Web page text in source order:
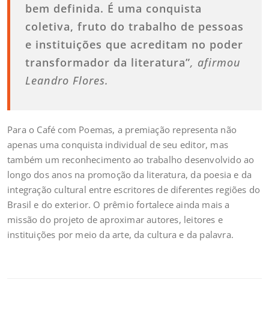
bem definida. É uma conquista
coletiva, fruto do trabalho de pessoas
e instituições que acreditam no poder
transformador da literatura”, afirmou
Leandro Flores.
Para o Café com Poemas, a premiação representa não
apenas uma conquista individual de seu editor, mas
também um reconhecimento ao trabalho desenvolvido ao
longo dos anos na promoção da literatura, da poesia e da
integração cultural entre escritores de diferentes regiões do
Brasil e do exterior. O prêmio fortalece ainda mais a
missão do projeto de aproximar autores, leitores e
instituições por meio da arte, da cultura e da palavra.